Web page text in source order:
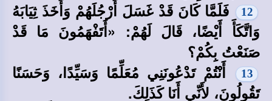
12
فَلَمَّا كَانَ قَدْ غَسَلَ أَرْجُلَهُمْ وَأَخَذَ ثِيَابَهُ
وَاتَّكَأَ أَيْضًا، قَالَ لَهُمْ: «أَتَفْهَمُونَ مَا قَدْ
صَنَعْتُ بِكُمْ؟
13
أَنْتُمْ تَدْعُونَنِي مُعَلِّمًا وَسَيِّدًا، وَحَسَنًا
تَقُولُونَ، لأَنِّي أَنَا كَذَلِكَ.